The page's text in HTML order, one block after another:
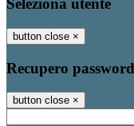
Seleziona utente
button close ×
Recupero password
button close ×